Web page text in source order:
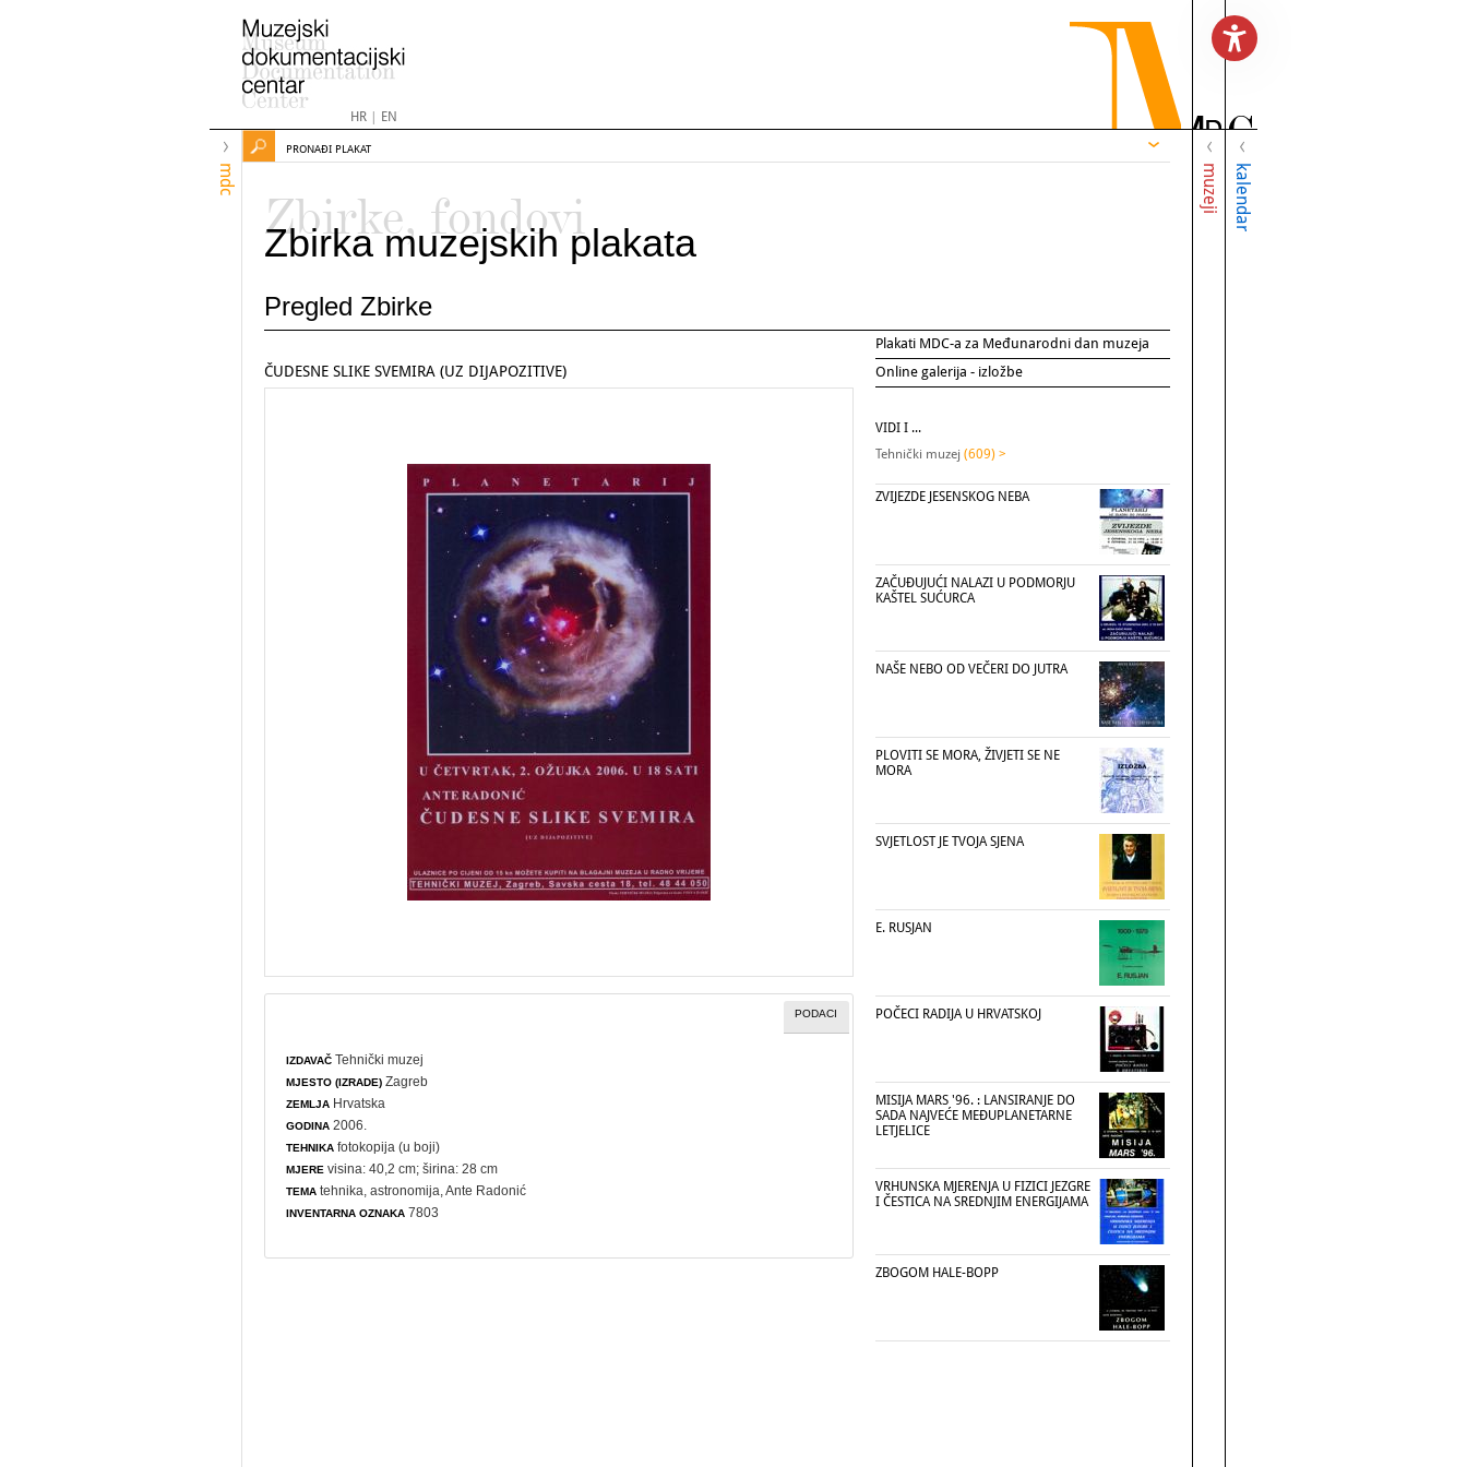
HR| EN
mdc muzeji kalendar
PRONAĐI PLAKAT
Zbirke, fondovi
Zbirka muzejskih plakata
Pregled Zbirke
Plakati MDC-a za Međunarodni dan muzeja
Online galerija - izložbe
ČUDESNE SLIKE SVEMIRA (UZ DIJAPOZITIVE)
PODACI
IZDAVAČ Tehnički muzej
MJESTO (IZRADE) Zagreb
ZEMLJA Hrvatska
GODINA 2006.
TEHNIKA fotokopija (u boji)
MJERE visina: 40,2 cm; širina: 28 cm
TEMA tehnika ,astronomija , Ante Radonić
INVENTARNA OZNAKA 7803
VIDI I ...
Tehnički muzej (609) >
ZVIJEZDE JESENSKOG NEBA
ZAČUĐUJUĆI NALAZI U PODMORJU
KAŠTEL SUĆURCA
NAŠE NEBO OD VEČERI DO JUTRA
PLOVITI SE MORA, ŽIVJETI SE NE
MORA
SVJETLOST JE TVOJA SJENA
E. RUSJAN
POČECI RADIJA U HRVATSKOJ
MISIJA MARS '96. : LANSIRANJE DO
SADA NAJVEĆE MEĐUPLANETARNE
LETJELICE
VRHUNSKA MJERENJA U FIZICI JEZGRE
I ČESTICA NA SREDNJIM ENERGIJAMA
ZBOGOM HALE-BOPP